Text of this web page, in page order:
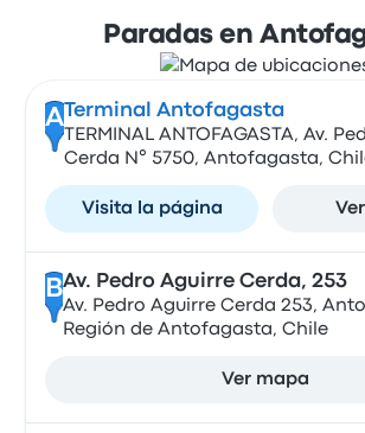
Paradas en
A Terminal Antofagasta
TERMINAL ANTOFAGASTA, Av.
Cerda N° 5750, Antofagasta,
Visita la página
BAv. Pedro Aguirre Cerda, 253
Av. Pedro Aguirre Cerda 253,
Región de Antofagasta, Chile
Ver mapa